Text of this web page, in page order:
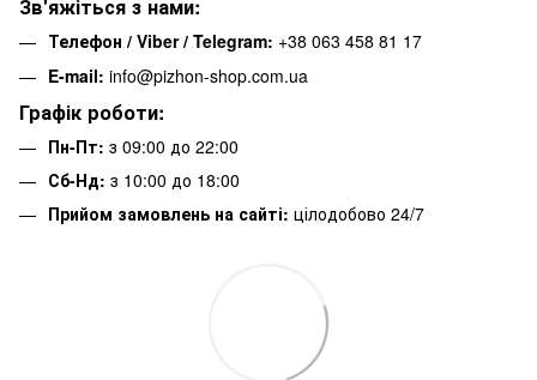
Зв'яжіться з нами:
Телефон / Viber / Telegram: +38 063 458 81 17
E-mail: info@pizhon-shop.com.ua
Графік роботи:
Пн-Пт: з 09:00 до 22:00
Сб-Нд: з 10:00 до 18:00
Прийом замовлень на сайті: цілодобово 24/7